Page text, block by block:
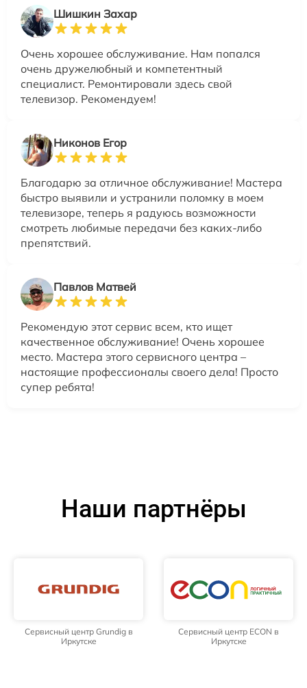
Шишкин Захар
Очень хорошее обслуживание. Нам попался
очень дружелюбный и компетентный
специалист. Ремонтировали здесь свой
телевизор. Рекомендуем!
Никонов Егор
Благодарю за отличное обслуживание! Мастера
быстро выявили и устранили поломку в моем
телевизоре, теперь я радуюсь возможности
смотреть любимые передачи без каких-либо
препятствий.
Павлов Матвей
Рекомендую этот сервис всем, кто ищет
качественное обслуживание! Очень хорошее
место. Мастера этого сервисного центра –
настоящие профессионалы своего дела! Просто
супер ребята!
Наши партнёры
Сервисный центр Grundig в
Иркутске
Сервисный центр ECON в
Иркутске